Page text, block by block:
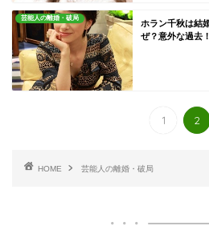
芸能人の離婚・破局
ホラン千秋は結
ぜ？意外な過去！
1 2
HOME 芸能人の離婚・破局